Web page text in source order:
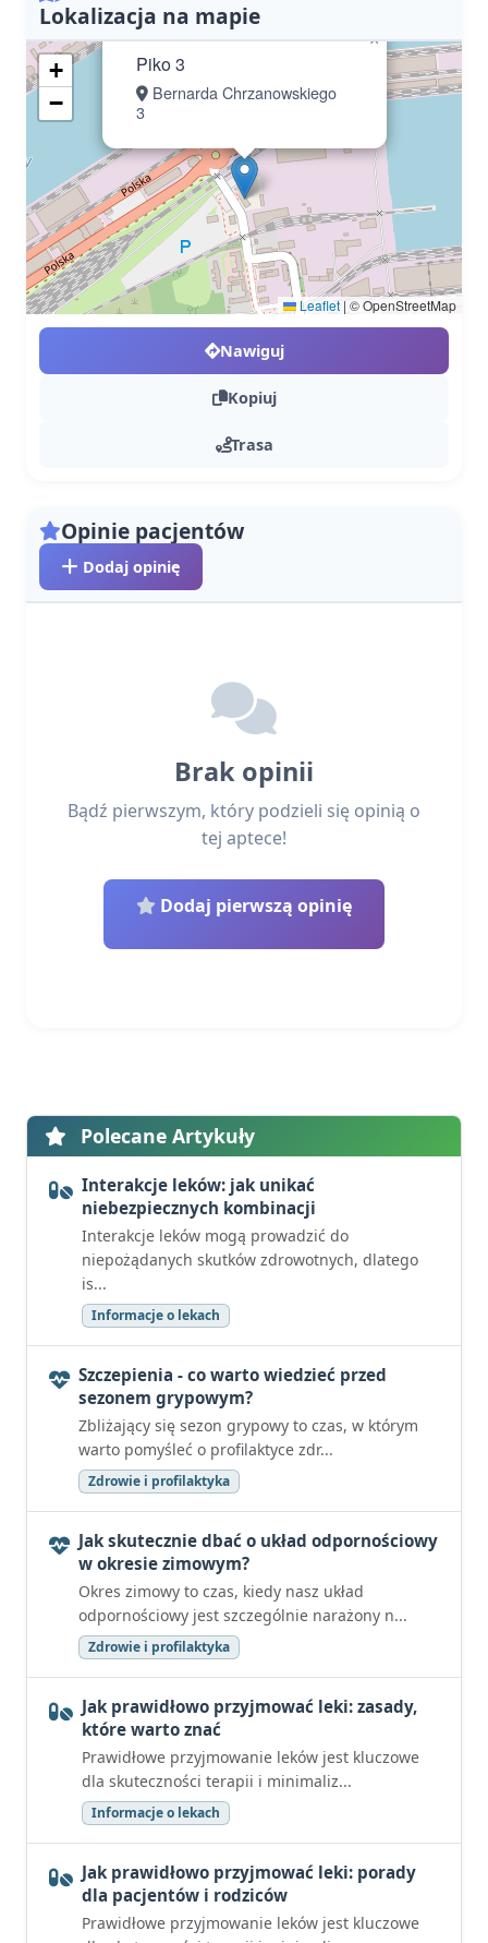
Lokalizacja na mapie
Piko 3
Bernarda Chrzanowskiego
3
×
+
−
Leaflet | © OpenStreetMap
Nawiguj
Kopiuj
Trasa
Opinie pacjentów
Dodaj opinię
Brak opinii
Bądź pierwszym, który podzieli się opinią o
tej aptece!
Dodaj pierwszą opinię
Polecane Artykuły
Interakcje leków: jak unikać
niebezpiecznych kombinacji
Interakcje leków mogą prowadzić do
niepożądanych skutków zdrowotnych, dlatego
is...
Informacje o lekach
Szczepienia - co warto wiedzieć przed
sezonem grypowym?
Zbliżający się sezon grypowy to czas, w którym
warto pomyśleć o profilaktyce zdr...
Zdrowie i profilaktyka
Jak skutecznie dbać o układ odpornościowy
w okresie zimowym?
Okres zimowy to czas, kiedy nasz układ
odpornościowy jest szczególnie narażony n...
Zdrowie i profilaktyka
Jak prawidłowo przyjmować leki: zasady,
które warto znać
Prawidłowe przyjmowanie leków jest kluczowe
dla skuteczności terapii i minimaliz...
Informacje o lekach
Jak prawidłowo przyjmować leki: porady
dla pacjentów i rodziców
Prawidłowe przyjmowanie leków jest kluczowe